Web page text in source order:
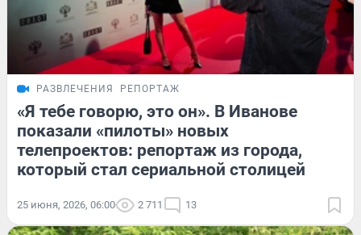
РАЗВЛЕЧЕНИЯ РЕПОРТАЖ
«Я тебе говорю, это он». В Иванове
показали «пилоты» новых
телепроектов: репортаж из города,
который стал сериальной столицей
25 июня, 2026, 06:00 2 711 13